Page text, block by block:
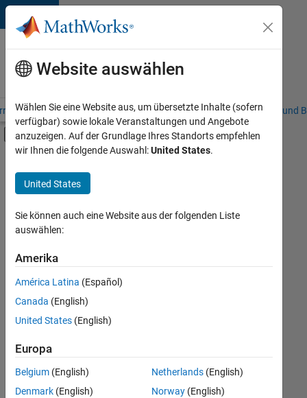
Weiter zum Inhalt
Karriere
bei
MathWorks
– Übersicht Stellensuche Niederlassungen Studierende und
Umschaltung für Off-Canvas-
Hauptinhalt
Information Technology
Commercial Sales
Marketing Communications
Human Resources
+3
Derzeit
es
keine
offenen
Stellen,
Ihren
Suchkriterien
entsprechen.
Website auswählen
Wählen Sie eine Website aus, um übersetzte Inhalte (sofern
verfügbar) sowie lokale Veranstaltungen und Angebote
anzuzeigen. Auf der Grundlage Ihres Standorts empfehlen
wir Ihnen die folgende Auswahl:United States.
United States
Sie können auch eine Website aus der folgenden Liste
auswählen:
Amerika
América Latina (Español)
Canada (English)
United States (English)
Europa
Belgium (English)
Denmark (English)
Netherlands(English)
Norway(English)